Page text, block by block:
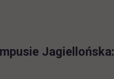
Jagiellońska: